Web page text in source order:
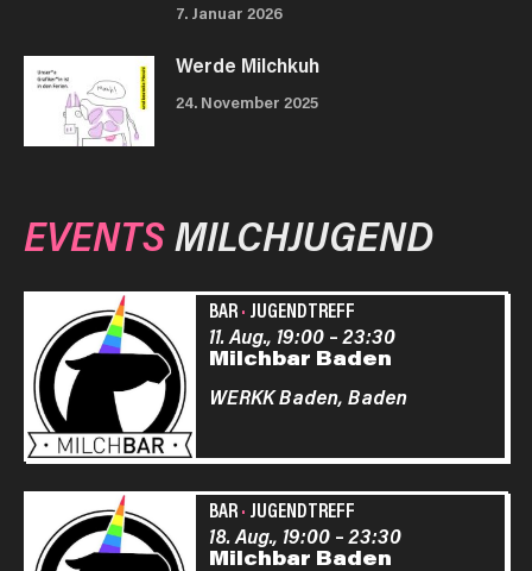
7. Januar 2026
Werde Milchkuh
24. November 2025
EVENTSMILCHJUGEND
BAR· JUGENDTREFF
Milchbar Baden
11. Aug., 19:00–23:30
WERKK Baden, Baden
BAR· JUGENDTREFF
Milchbar Baden
18. Aug., 19:00–23:30